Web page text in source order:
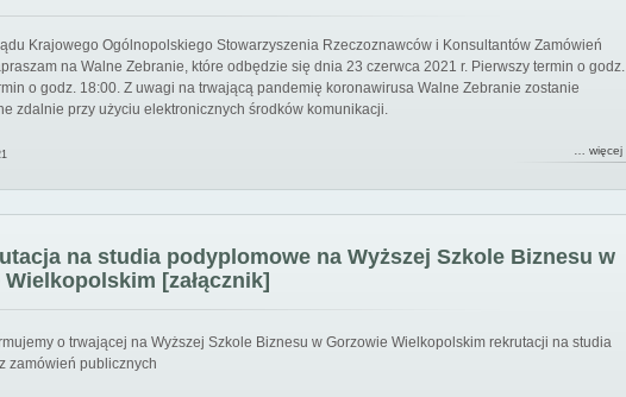
Krajowego Ogólnopolskiego Stowarzyszenia Rzeczoznawców i Konsultantów Zamówień
na Walne Zebranie, które odbędzie się dnia 23 czerwca 2021 r. Pierwszy termin o godz.
o godz. 18:00. Z uwagi na trwającą pandemię koronawirusa Walne Zebranie zostanie
zdalnie przy użyciu elektronicznych środków komunikacji.
… więcej
na studia podyplomowe na Wyższej Szkole Biznesu w
[załącznik]
o trwającej na Wyższej Szkole Biznesu w Gorzowie Wielkopolskim rekrutacji na studia
zamówień publicznych